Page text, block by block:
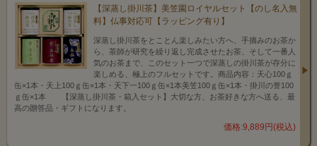
【深蒸し掛川茶】美笠園ロイヤルセット【のし名入無
料】仏事対応可【ラッピング有り】
深蒸し掛川茶をとことん楽しみたい方へ、手摘みのお茶か
ら、茶師が研究を繰り返し完成させたお茶、そして一番人
気のお茶まで、このセット一つで深蒸しの掛川茶が存分に
楽しめる、極上のフルセットです。商品内容：天心100ｇ
缶×1本・天上100ｇ缶×1本・天下一100ｇ缶×1本美笠100ｇ缶×1本・掛川の誉100
ｇ缶×1本 【深蒸し掛川茶・箱入セット】大切な方、お茶好きな方へ送る、最
高の贈答品・ギフトになります。
価格:9,889円(税込)